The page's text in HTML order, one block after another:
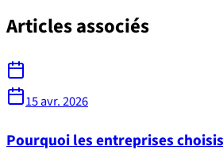
Articles associés
15 avr. 2026
Pourquoi les entreprises